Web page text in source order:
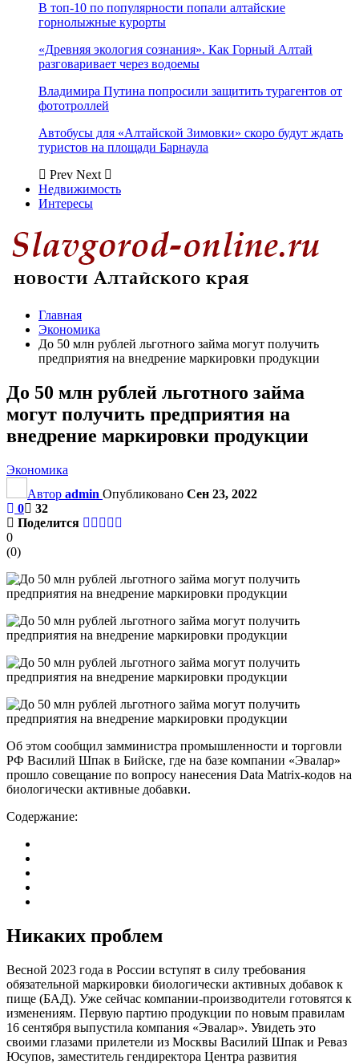
В топ-10 по популярности попали алтайские
горнолыжные курорты
«Древняя экология сознания». Как Горный Алтай
разговаривает через водоемы
Владимира Путина попросили защитить турагентов от
фототроллей
Автобусы для «Алтайской Зимовки» скоро будут ждать
туристов на площади Барнаула
Prev Next
Недвижимость
Интересы
Главная
Экономика
До 50 млн рублей льготного займа могут получить
предприятия на внедрение маркировки продукции
До 50 млн рублей льготного займа
могут получить предприятия на
внедрение маркировки продукции
Экономика
Автор admin Опубликовано Сен 23, 2022
0
32
Поделится
0
(0)
Об этом сообщил замминистра промышленности и торговли
РФ Василий Шпак в Бийске, где на базе компании «Эвалар»
прошло совещание по вопросу нанесения Data Matrix-кодов на
биологически активные добавки.
Содержание:
Никаких проблем
Весной 2023 года в России вступят в силу требования
обязательной маркировки биологически активных добавок к
пище (БАД). Уже сейчас компании-производители готовятся к
изменениям. Первую партию продукции по новым правилам
16 сентября выпустила компания «Эвалар». Увидеть это
своими глазами прилетели из Москвы Василий Шпак и Реваз
Юсупов, заместитель гендиректора Центра развития